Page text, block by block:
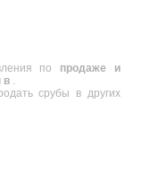
по продаже и
в .
срубы в других